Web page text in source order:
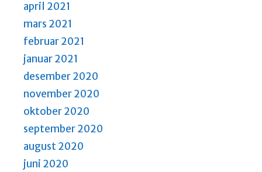
april 2021
mars 2021
februar 2021
januar 2021
desember 2020
november 2020
oktober 2020
september 2020
august 2020
juni 2020